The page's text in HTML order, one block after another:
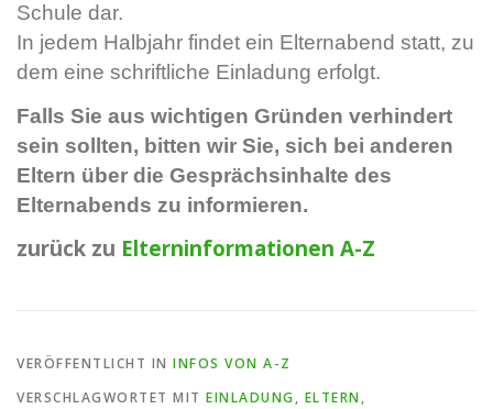
Schule dar.
In jedem Halbjahr findet ein Elternabend statt, zu
dem eine schriftliche Einladung erfolgt.
Falls Sie aus wichtigen Gründen verhindert
sein sollten, bitten wir Sie, sich bei anderen
Eltern über die Gesprächsinhalte des
Elternabends zu informieren.
zurück zu Elterninformationen A-Z
VERÖFFENTLICHT IN INFOS VON A-Z
VERSCHLAGWORTET MIT EINLADUNG, ELTERN,